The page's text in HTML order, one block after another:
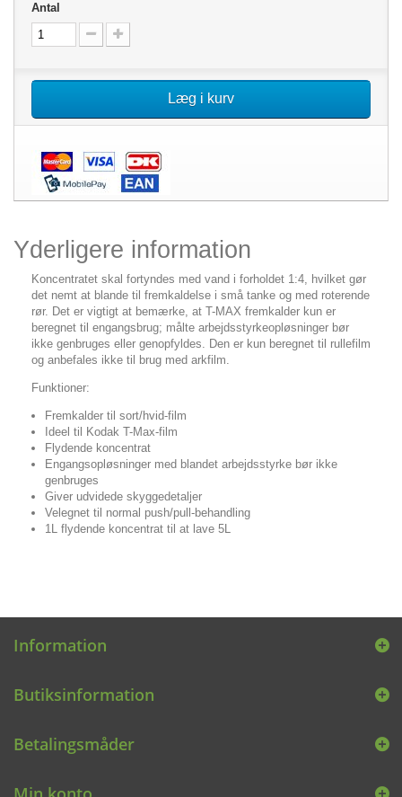
Antal
Læg i kurv
Yderligere information
Koncentratet skal fortyndes med vand i forholdet 1:4, hvilket gør
det nemt at blande til fremkaldelse i små tanke og med roterende
rør. Det er vigtigt at bemærke, at T-MAX fremkalder kun er
beregnet til engangsbrug; målte arbejdsstyrkeopløsninger bør
ikke genbruges eller genopfyldes. Den er kun beregnet til rullefilm
og anbefales ikke til brug med arkfilm.
Funktioner:
Fremkalder til sort/hvid-film
Ideel til Kodak T-Max-film
Flydende koncentrat
Engangsopløsninger med blandet arbejdsstyrke bør ikke
genbruges
Giver udvidede skyggedetaljer
Velegnet til normal push/pull-behandling
1L flydende koncentrat til at lave 5L
Information
Butiksinformation
Betalingsmåder